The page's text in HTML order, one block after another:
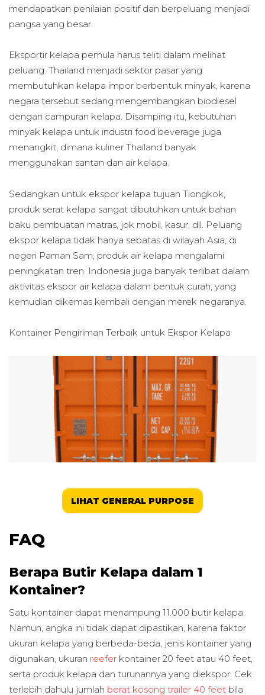
mendapatkan penilaian positif dan berpeluang menjadi
pangsa yang besar.
Eksportir kelapa pemula harus teliti dalam melihat
peluang. Thailand menjadi sektor pasar yang
membutuhkan kelapa impor berbentuk minyak, karena
negara tersebut sedang mengembangkan biodiesel
dengan campuran kelapa. Disamping itu, kebutuhan
minyak kelapa untuk industri food beverage juga
menangkit, dimana kuliner Thailand banyak
menggunakan santan dan air kelapa.
Sedangkan untuk ekspor kelapa tujuan Tiongkok,
produk serat kelapa sangat dibutuhkan untuk bahan
baku pembuatan matras, jok mobil, kasur, dll. Peluang
ekspor kelapa tidak hanya sebatas di wilayah Asia, di
negeri Paman Sam, produk air kelapa mengalami
peningkatan tren. Indonesia juga banyak terlibat dalam
aktivitas ekspor air kelapa dalam bentuk curah, yang
kemudian dikemas kembali dengan merek negaranya.
Kontainer Pengiriman Terbaik untuk Ekspor Kelapa
LIHAT GENERAL PURPOSE
FAQ
Berapa Butir Kelapa dalam 1
Kontainer?
Satu kontainer dapat menampung 11.000 butir kelapa.
Namun, angka ini tidak dapat dipastikan, karena faktor
ukuran kelapa yang berbeda-beda, jenis kontainer yang
digunakan, ukuran reefer kontainer 20 feet atau 40 feet,
serta produk kelapa dan turunannya yang diekspor. Cek
terlebih dahulu jumlah berat kosong trailer 40 feet bila